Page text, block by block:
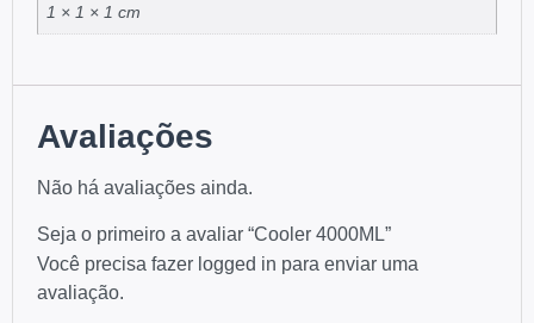
1 × 1 × 1 cm
Avaliações
Não há avaliações ainda.
Seja o primeiro a avaliar “Cooler 4000ML”
Você precisa fazer logged in para enviar uma
avaliação.